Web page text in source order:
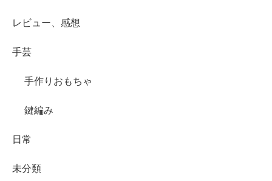
レビュー、感想
手芸
手作りおもちゃ
鍵編み
日常
未分類